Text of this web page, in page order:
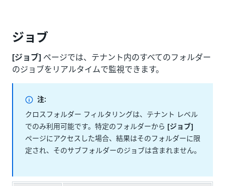
ジョブ
[ジョブ] ページでは、テナント内のすべてのフォルダー
のジョブをリアルタイムで監視できます。
注:
クロスフォルダー フィルタリングは、テナント レベル
でのみ利用可能です。特定のフォルダーから [ジョブ]
ページにアクセスした場合、結果はそのフォルダーに限
定され、そのサブフォルダーのジョブは含まれません。